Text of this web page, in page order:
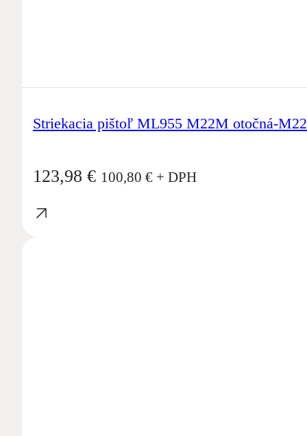
Striekacia pištoľ ML955 M22M otočná-
123,98 € 100,80 € + DPH